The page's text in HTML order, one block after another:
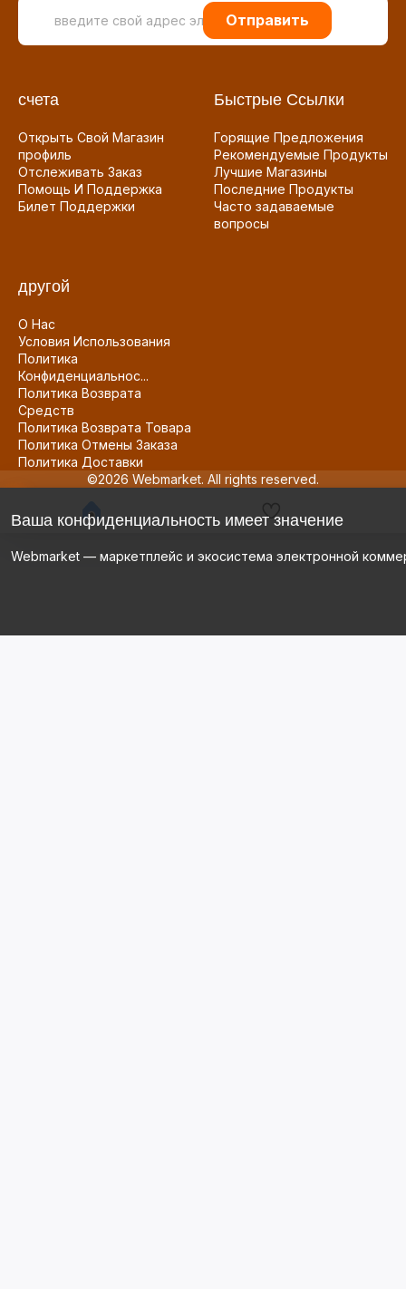
Отправить
счета
Открыть Свой Магазин
профиль
Отслеживать Заказ
Помощь И Поддержка
Билет Поддержки
Быстрые Ссылки
Горящие Предложения
Рекомендуемые Продукты
Лучшие Магазины
Последние Продукты
Часто задаваемые
вопросы
другой
О Нас
Условия Использования
Политика
Конфиденциальнос...
Политика Возврата
Средств
Политика Возврата Товара
Политика Отмены Заказа
Политика Доставки
©2026 Webmarket. All rights reserved.
Ваша конфиденциальность имеет значение
Webmarket — маркетплейс и экосистема электронной